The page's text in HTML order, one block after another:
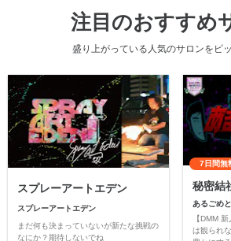
注目のおすすめ
盛り上がっている人気のサロンをピ
スプレーアートエデン
スプレーアートエデン
まだ何も決まっていないが新たな挑戦の
なにか？期待しないでね
7日間無
秘密結
あるごめ
【DMM
は観られ